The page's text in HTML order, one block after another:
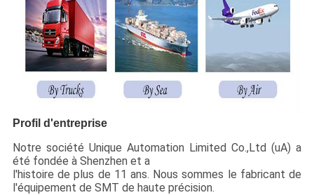
Profil d'entreprise
Notre société Unique Automation Limited Co.,Ltd (uA) a
été fondée à Shenzhen et a
l'histoire de plus de 11 ans. Nous sommes le fabricant de
l'équipement de SMT de haute précision.